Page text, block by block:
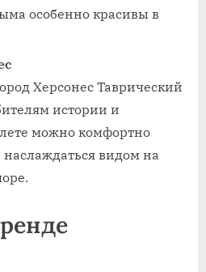
особенно красивы в
Херсонес Таврический
истории и
можно комфортно
наслаждаться видом на